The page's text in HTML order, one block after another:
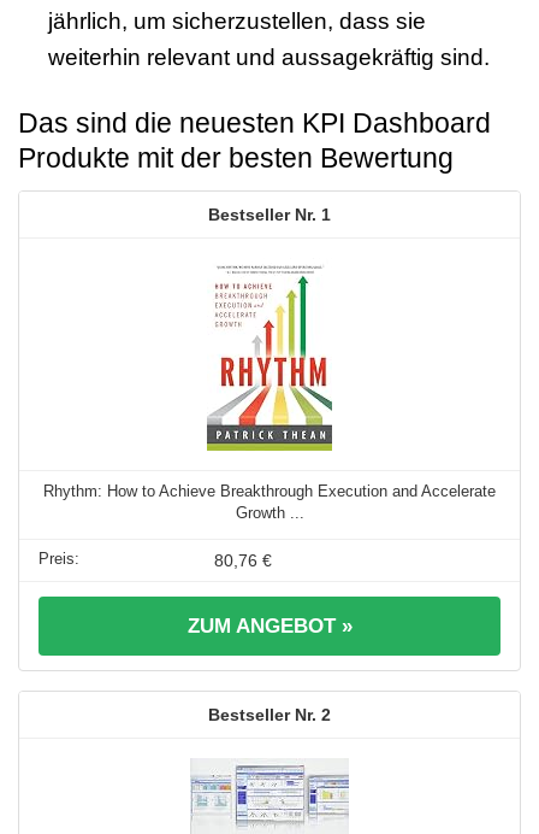
jährlich, um sicherzustellen, dass sie
weiterhin relevant und aussagekräftig sind.
Das sind die neuesten KPI Dashboard
Produkte mit der besten Bewertung
1
Rhythm: How to Achieve Breakthrough Execution and Accelerate
Growth ...
80,76 €
ZUM ANGEBOT »
2